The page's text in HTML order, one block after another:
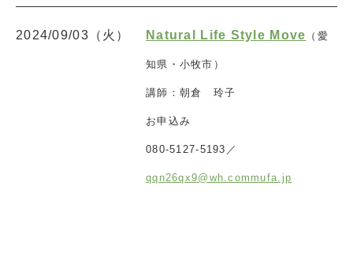
2024/09/03（火） Natural Life Style Move （愛
知県・小牧市）
講師：朝倉 玲子
お申込み
080-5127-5193／
qqn26qx9@wh.commufa.jp